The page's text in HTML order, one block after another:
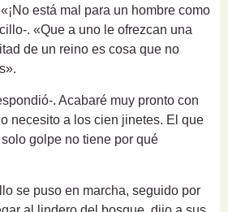
está mal para un hombre como
. «Que a uno le ofrezcan una
de un reino es cosa que no
. Acabaré muy pronto con
necesito a los cien jinetes. El que
golpe no tiene por qué
se puso en marcha, seguido por